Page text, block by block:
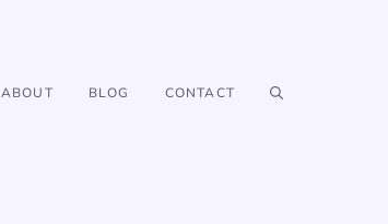
ABOUT BLOG CONTACT